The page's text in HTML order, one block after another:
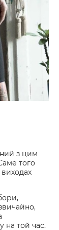
з цим
того
на той час.